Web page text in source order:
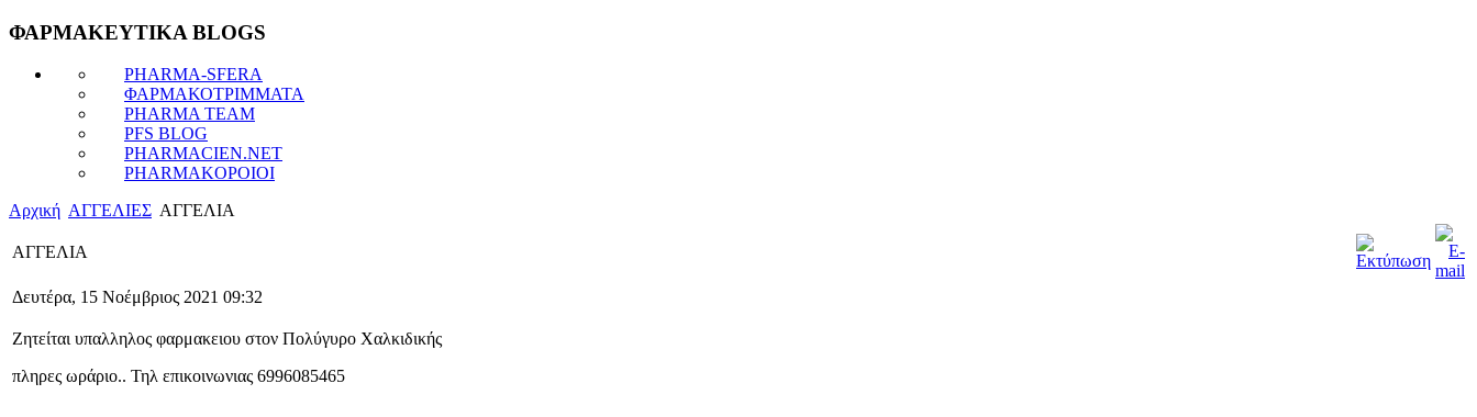
ΦΑΡΜΑΚΕΥΤΙΚΑ BLOGS
PHARMA-SFERA
ΦΑΡΜΑΚΟΤΡΙΜΜΑΤΑ
PHARMA TEAM
PFS BLOG
PHARMACIEN.NET
PHARMAKOPOIOI
Αρχική ΑΓΓΕΛΙΕΣ ΑΓΓΕΛΙΑ
ΑΓΓΕΛΙΑ
Δευτέρα, 15 Νοέμβριος 2021 09:32
Ζητείται υπαλληλος φαρμακειου στον Πολύγυρο Χαλκιδικής
πληρες ωράριο.. Τηλ επικοινωνιας 6996085465